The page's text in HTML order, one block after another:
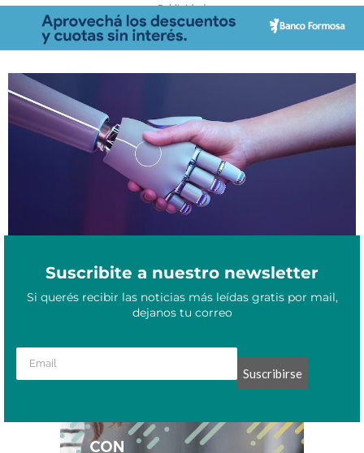
- Publicidad -
Mejorar la salud mental con ayuda de la IA: aplicaciones y
avances que tenés que conocer
Diciembre 7, 2023
Suscribite a nuestro newsletter
Si querés recibir las noticias más leídas gratis por mail,
dejanos tu correo
Suscribirse